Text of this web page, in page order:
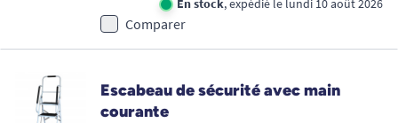
En stock, expédié le lundi 10 août 2026
Comparer
Escabeau de sécurité avec main
courante